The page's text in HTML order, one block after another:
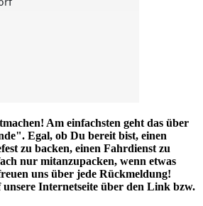
Am einfachsten geht das über
Egal, ob Du bereit bist, einen
zu backen, einen Fahrdienst zu
nur mitanzupacken, wenn etwas
uns über jede Rückmeldung!
Internetseite über den Link bzw.